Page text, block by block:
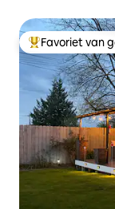
Topfavoriet van
Favoriet van